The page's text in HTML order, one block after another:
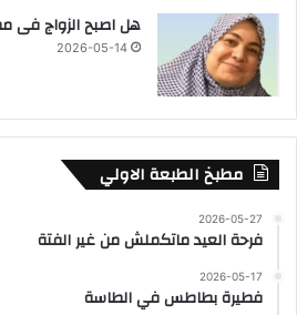
هل اصبح الزواج فى
2026-05-14
مطبخ الطبعة الاولي
2026-05-27
فرحة العيد ماتكملش من غير الفتة
2026-05-17
فطيرة بطاطس في الطاسة